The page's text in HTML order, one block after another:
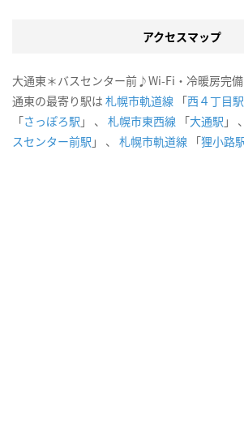
アクセスマップ
大通東＊バスセンター前♪Wi-Fi・冷暖房完
通東の最寄り駅は 札幌市軌道線 「西４丁目駅
「さっぽろ駅 」 、 札幌市東西線 「大通駅 」 、
スセンター前駅 」 、 札幌市軌道線 「狸小路